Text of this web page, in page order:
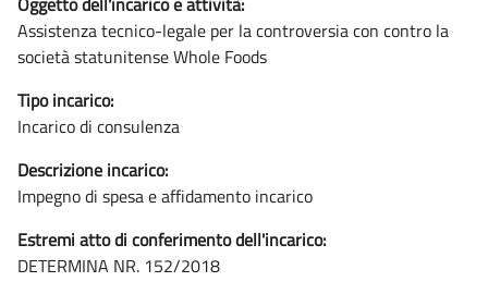
Assistenza tecnico-legale per la controversia con contro la
società statunitense Whole Foods
Tipo incarico:
Incarico di consulenza
Descrizione incarico:
Impegno di spesa e affidamento incarico
Estremi atto di conferimento dell'incarico:
DETERMINA NR. 152/2018